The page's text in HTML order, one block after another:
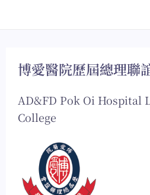
博愛醫院歷屆總理聯
AD&FD Pok Oi Hospital
College